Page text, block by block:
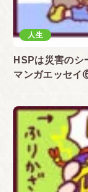
人生
HSPは災害のシ
マンガエッセ